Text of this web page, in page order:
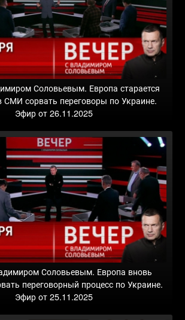
Соловьевым. Европа старается
СМИ сорвать переговоры по Украине.
Эфир от 26.11.2025
Соловьевым. Европа вновь
переговорный процесс по Украине.
Эфир от 25.11.2025